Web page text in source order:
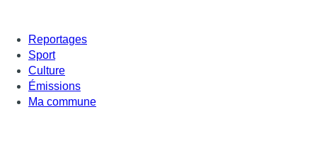
Reportages
Sport
Culture
Émissions
Ma commune